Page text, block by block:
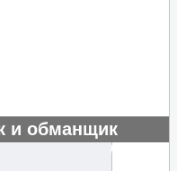
и обманщик
#129667